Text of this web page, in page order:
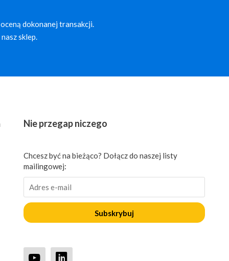
dokonanej transakcji.
sklep.
Nie przegap niczego
Chcesz być na bieżąco? Dołącz do naszej listy
mailingowej:
Subskrybuj